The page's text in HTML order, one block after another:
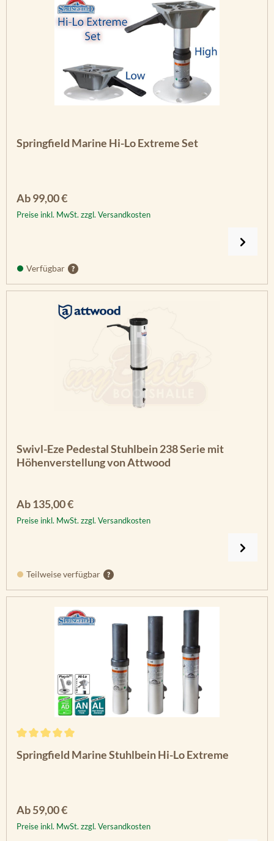
Springfield Marine Hi-Lo Extreme Set
Regulärer Preis:
Ab99,00 €
Preise inkl. MwSt. zzgl. Versandkosten
Verfügbar
Swivl-Eze Pedestal Stuhlbein 238 Serie mit
Höhenverstellung von Attwood
Regulärer Preis:
Ab135,00 €
Preise inkl. MwSt. zzgl. Versandkosten
Teilweise verfügbar
Springfield Marine Stuhlbein Hi-Lo Extreme
Regulärer Preis:
Ab59,00 €
Preise inkl. MwSt. zzgl. Versandkosten